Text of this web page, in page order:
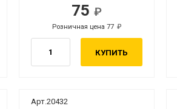
75
Розничная цена 77
КУПИТЬ
руб.
руб.
Арт.20432